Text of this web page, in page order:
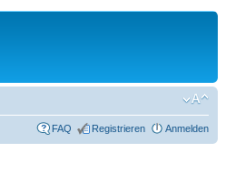
FAQ Registrieren Anmelden